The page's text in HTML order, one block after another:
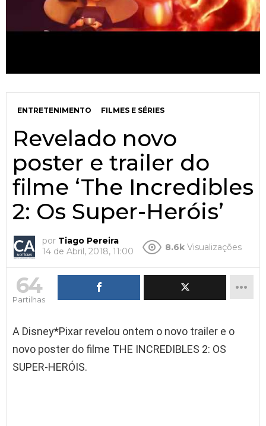
ENTRETENIMENTO FILMES E SÉRIES
Revelado novo
poster e trailer do
filme ‘The Incredibles
2: Os Super-Heróis’
por Tiago Pereira
14 de Abril, 2018, 11:00
8.6k Visualizações
64
Partilhas
A Disney*Pixar revelou ontem o novo trailer e o
novo poster do filme THE INCREDIBLES 2: OS
SUPER-HERÓIS.